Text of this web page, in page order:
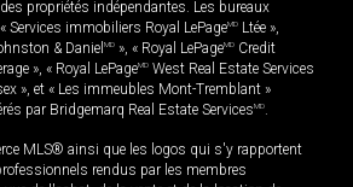
propriétés indépendantes. Les bureaux
Services immobiliers Royal LePageMD Ltée »,
& Daniel MD », « Royal LePageMD Credit
», « Royal LePageMD West Real Estate Services
», et « Les immeubles Mont-Tremblant »
par Bridgemarq Real Estate ServicesMD.
MLS® ainsi que les logos qui s'y rapportent
rendus par les membres